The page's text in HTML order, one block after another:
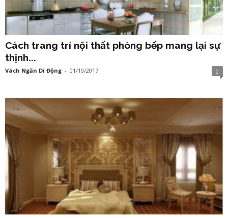
Cách trang trí nội thất phòng bếp mang lại sự
thịnh...
Vách Ngăn Di Động - 01/10/2017 0